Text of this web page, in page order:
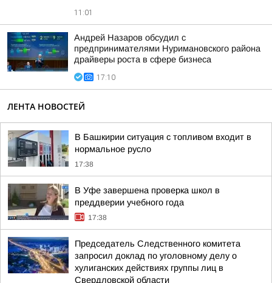
11:01
Андрей Назаров обсудил с
предпринимателями Нуримановского района
драйверы роста в сфере бизнеса
17:10
ЛЕНТА НОВОСТЕЙ
В Башкирии ситуация с топливом входит в
нормальное русло
17:38
В Уфе завершена проверка школ в
преддверии учебного года
17:38
Председатель Следственного комитета
запросил доклад по уголовному делу о
хулиганских действиях группы лиц в
Свердловской области